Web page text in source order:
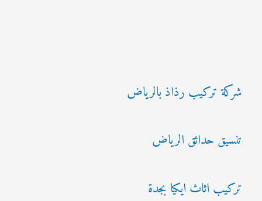
شركة تركيب رذاذ بالرياض
تنسيق حدائق الرياض
تركيب اثاث ايكيا بجدة